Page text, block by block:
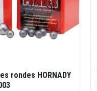
rondes HORNADY